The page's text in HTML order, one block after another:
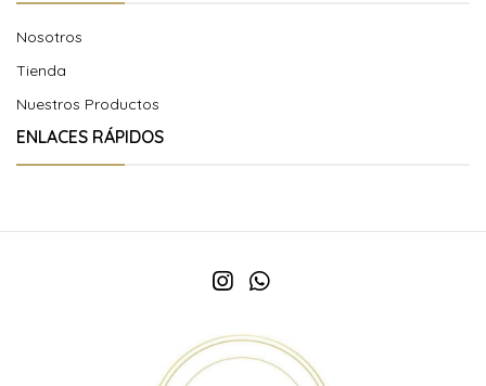
Nosotros
Tienda
Nuestros Productos
ENLACES RÁPIDOS